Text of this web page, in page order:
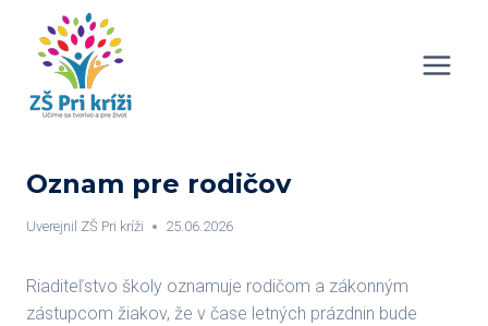
content
Oznam pre rodičov
Uverejnil ZŠ Pri kríži 25.06.2026
Riaditeľstvo školy oznamuje rodičom a zákonným
zástupcom žiakov, že v čase letných prázdnin bude